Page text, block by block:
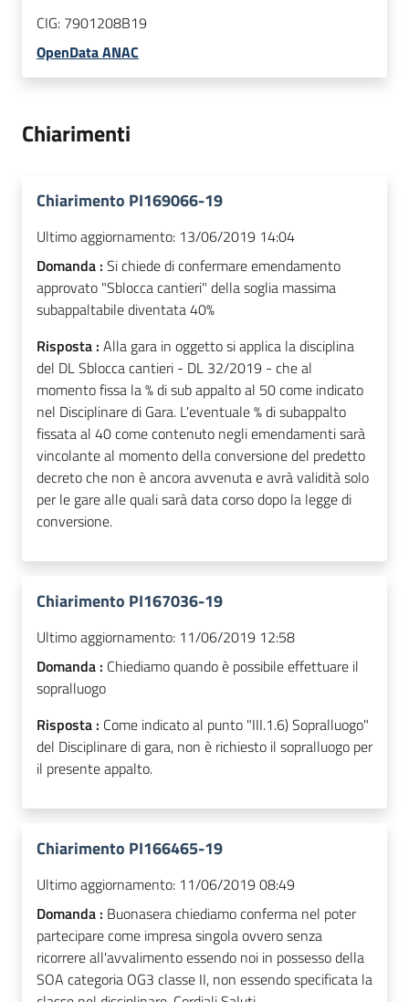
CIG: 7901208B19
OpenData ANAC
Chiarimenti
Chiarimento PI169066-19
Ultimo aggiornamento: 13/06/2019 14:04
Domanda : Si chiede di confermare emendamento
approvato "Sblocca cantieri" della soglia massima
subappaltabile diventata 40%
Risposta : Alla gara in oggetto si applica la disciplina
del DL Sblocca cantieri - DL 32/2019 - che al
momento fissa la % di sub appalto al 50 come indicato
nel Disciplinare di Gara. L'eventuale % di subappalto
fissata al 40 come contenuto negli emendamenti sarà
vincolante al momento della conversione del predetto
decreto che non è ancora avvenuta e avrà validità solo
per le gare alle quali sarà data corso dopo la legge di
conversione.
Chiarimento PI167036-19
Ultimo aggiornamento: 11/06/2019 12:58
Domanda : Chiediamo quando è possibile effettuare il
sopralluogo
Risposta : Come indicato al punto "III.1.6) Sopralluogo"
del Disciplinare di gara, non è richiesto il sopralluogo per
il presente appalto.
Chiarimento PI166465-19
Ultimo aggiornamento: 11/06/2019 08:49
Domanda : Buonasera chiediamo conferma nel poter
partecipare come impresa singola ovvero senza
ricorrere all'avvalimento essendo noi in possesso della
SOA categoria OG3 classe II, non essendo specificata la